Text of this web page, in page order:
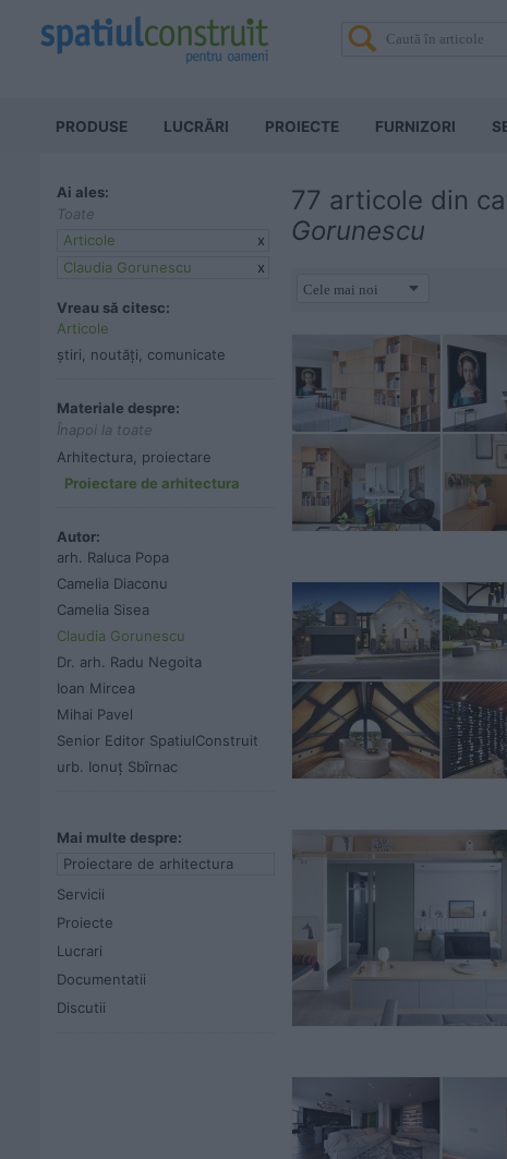
PRODUSE LUCRĂRI PROIECTE FURNIZORI
Ai ales:
Toate
x
Articole
x
Claudia Gorunescu
Vreau să citesc:
Articole
știri, noutăți, comunicate
Materiale despre:
Înapoi la toate
Arhitectura, proiectare
Proiectare de arhitectura
Autor:
arh. Raluca Popa
Camelia Diaconu
Camelia Sisea
Claudia Gorunescu
Dr. arh. Radu Negoita
Ioan Mircea
Mihai Pavel
Senior Editor SpatiulConstruit
urb. Ionuț Sbîrnac
Mai multe despre:
Proiectare de arhitectura
Servicii
Proiecte
Lucrari
Documentatii
Discutii
77 articole din
Gorunescu